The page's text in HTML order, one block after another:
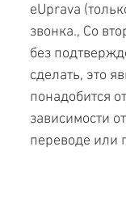
eUprava
звонка., Со
без
сделать, это
понадобится
зависимости
переводе или